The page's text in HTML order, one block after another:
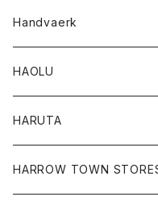
アウター
カーディガン
コート
トップス
シャツ
スウェット
レディース
カーディガン
ボトム
Handvaerk
トップス
Tシャツ
ロンTEE
HAOLU
HARUTA
HARROW TOWN